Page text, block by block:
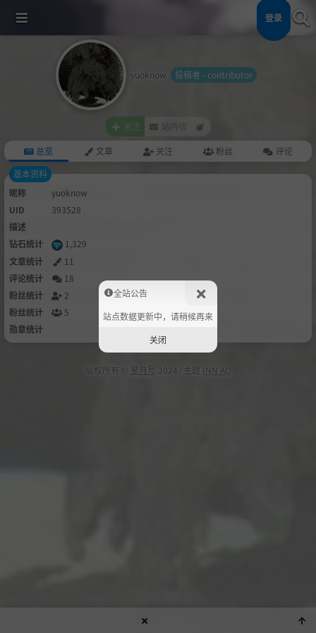
登录
yuoknow 投稿者 - contributor
关注 站内信
总览 文章 关注 粉丝
评论
基本资料
昵称
yuoknow
UID
393528
描述
钻石统计
1,329
文章统计
11
评论统计
18
粉丝统计
2
粉丝统计
5
勋章统计
版权所有 © 星月号 2024 ⁄ 主题 INN AO
全站公告
站点数据更新中，请稍候再来
关闭